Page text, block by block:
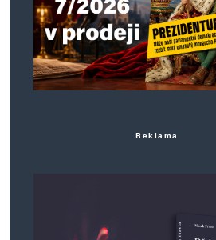
Reklama